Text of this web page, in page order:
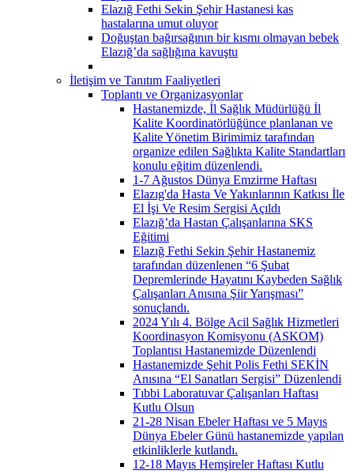
Elazığ Fethi Sekin Şehir Hastanesi kas
hastalarına umut oluyor
Doğuştan bağırsağının bir kısmı olmayan bebek
Elazığ’da sağlığına kavuştu
İletişim ve Tanıtım Faaliyetleri
Toplantı ve Organizasyonlar
Hastanemizde, İl Sağlık Müdürlüğü İl
Kalite Koordinatörlüğünce planlanan ve
Kalite Yönetim Birimimiz tarafından
organize edilen Sağlıkta Kalite Standartları
konulu eğitim düzenlendi.
1-7 Ağustos Dünya Emzirme Haftası
Elazıg'da Hasta Ve Yakınlarının Katkısı İle
El İşi Ve Resim Sergisi Açıldı
Elazığ’da Hastan Çalışanlarına SKS
Eğitimi
Elazığ Fethi Sekin Şehir Hastanemiz
tarafından düzenlenen “6 Şubat
Depremlerinde Hayatını Kaybeden Sağlık
Çalışanları Anısına Şiir Yarışması”
sonuçlandı.
2024 Yılı 4. Bölge Acil Sağlık Hizmetleri
Koordinasyon Komisyonu (ASKOM)
Toplantısı Hastanemizde Düzenlendi
Hastanemizde Şehit Polis Fethi SEKİN
Anısına “El Sanatları Sergisi” Düzenlendi
Tıbbi Laboratuvar Çalışanları Haftası
Kutlu Olsun
21-28 Nisan Ebeler Haftası ve 5 Mayıs
Dünya Ebeler Günü hastanemizde yapılan
etkinliklerle kutlandı.
12-18 Mayıs Hemşireler Haftası Kutlu